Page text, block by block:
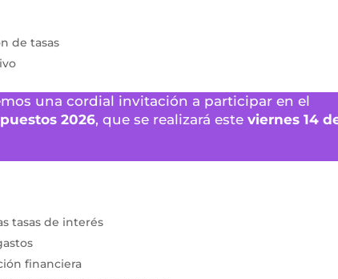
de tasas
una cordial invitación a participar en el
2026, que se realizará esteviernes 14
tasas de interés
financiera